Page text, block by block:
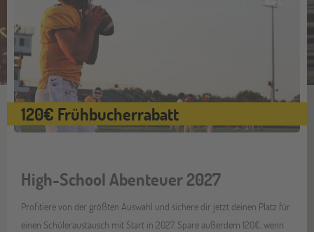
120€ Frühbucherrabatt
High-School Abenteuer 2027
Profitiere von der größten Auswahl und sichere dir jetzt deinen Platz für
einen Schüleraustausch mit Start in 2027. Spare außerdem 120€, wenn